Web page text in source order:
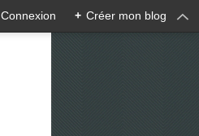
Connexion + Créer mon blog